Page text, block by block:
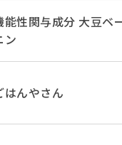
能性関与成分 大豆ベ
ン
はんやさん